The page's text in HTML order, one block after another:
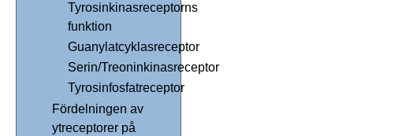
Tyrosinkinasreceptorns
funktion
Guanylatcyklasreceptor
Serin/Treoninkinasreceptor
Tyrosinfosfatreceptor
Fördelningen av
ytreceptorer på